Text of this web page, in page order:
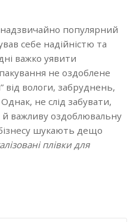
надзвичайно популярний
себе надійністю та
важко уявити
не оздоблене
від вологи, забруднень,
не слід забувати,
важливу оздоблювальну
шукають дещо
плівки для